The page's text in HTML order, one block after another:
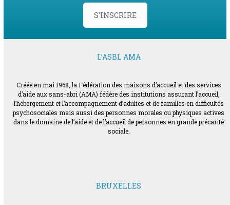
S'INSCRIRE
L’ASBL AMA
Créée en mai 1968, la Fédération des maisons d’accueil et des services
d’aide aux sans-abri (AMA) fédère des institutions assurant l’accueil,
l’hébergement et l’accompagnement d’adultes et de familles en difficultés
psychosociales mais aussi des personnes morales ou physiques actives
dans le domaine de l’aide et de l’accueil de personnes en grande précarité
sociale.
BRUXELLES